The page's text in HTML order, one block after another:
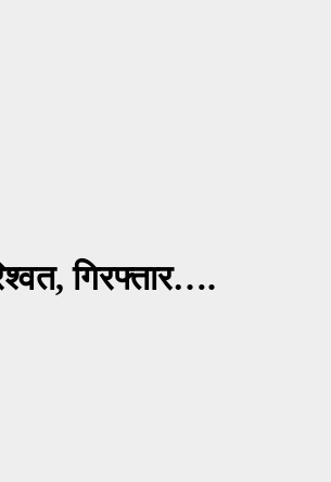
गिरफ्तार….